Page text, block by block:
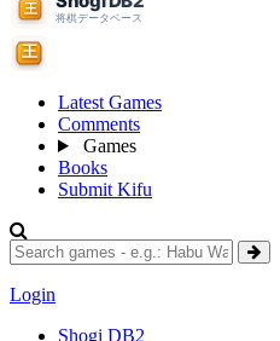
Latest Games
Comments
Games
Books
Submit Kifu
Login
Shogi DB2